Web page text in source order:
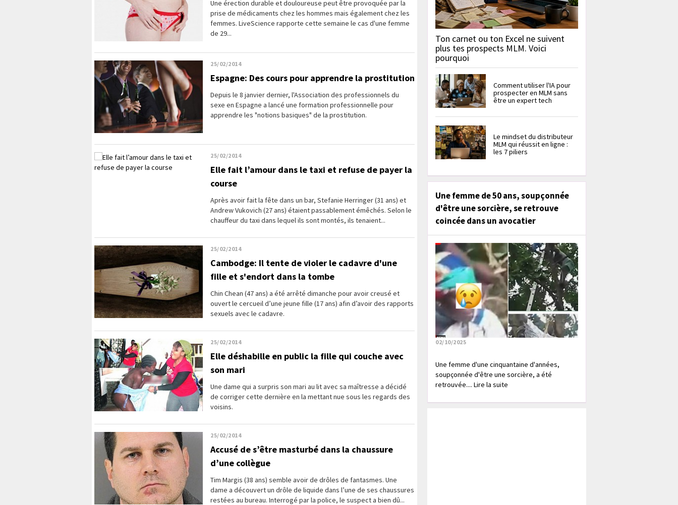
Une érection durable et douloureuse peut être provoquée par la
prise de médicaments chez les hommes mais également chez les
femmes. LiveScience rapporte cette semaine le cas d'une femme
de 29...
25/02/2014
Espagne: Des cours pour apprendre la prostitution
Depuis le 8 janvier dernier, l'Association des professionnels du
sexe en Espagne a lancé une formation professionnelle pour
apprendre les "notions basiques" de la prostitution.
25/02/2014
Elle fait l’amour dans le taxi et refuse de payer la
course
Après avoir fait la fête dans un bar, Stefanie Herringer (31 ans) et
Andrew Vukovich (27 ans) étaient passablement émêchés. Selon le
chauffeur du taxi dans lequel ils sont montés, ils tenaient...
25/02/2014
Cambodge: Il tente de violer le cadavre d'une
fille et s'endort dans la tombe
Chin Chean (47 ans) a été arrêté dimanche pour avoir creusé et
ouvert le cercueil d’une jeune fille (17 ans) afin d’avoir des rapports
sexuels avec le cadavre.
25/02/2014
Elle déshabille en public la fille qui couche avec
son mari
Une dame qui a surpris son mari au lit avec sa maîtresse a décidé
de corriger cette dernière en la mettant nue sous les regards des
voisins.
25/02/2014
Accusé de s’être masturbé dans la chaussure
d’une collègue
Tim Margis (38 ans) semble avoir de drôles de fantasmes. Une
dame a découvert un drôle de liquide dans l’une de ses chaussures
restées au bureau. Interrogé par la police, le suspect a bien dû...
Ton carnet ou ton Excel ne suivent
plus tes prospects MLM. Voici
pourquoi
Comment utiliser l'IA pour
prospecter en MLM sans
être un expert tech
Le mindset du distributeur
MLM qui réussit en ligne :
les 7 piliers
Une femme de 50 ans, soupçonnée
d'être une sorcière, se retrouve
coincée dans un avocatier
02/10/2025
Une femme d'une cinquantaine d'années,
soupçonnée d'être une sorcière, a été
retrouvée.... Lire la suite